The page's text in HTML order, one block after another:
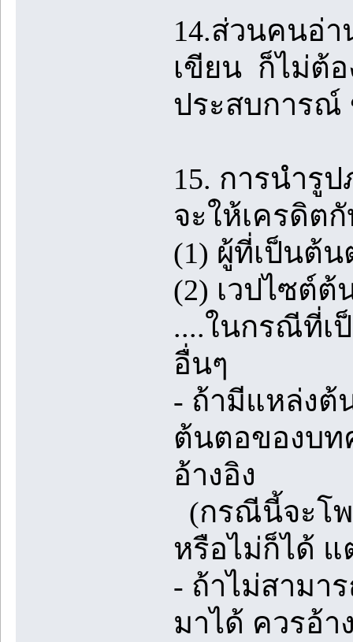
14.ส่วนคนอ่า
เขียน ก็ไม่ต้อ
ประสบการณ์
15. การนำรู
จะให้เครดิต
(1) ผู้ที่เป็นต้
(2) เวปไซต์ต้
....ในกรณีที่เ
อื่นๆ
- ถ้ามีแหล่งต้
ต้นตอของบท
อ้างอิง
(กรณีนี้จะโพ
หรือไม่ก็ได้
- ถ้าไม่สามา
มาได้ ควรอ้า